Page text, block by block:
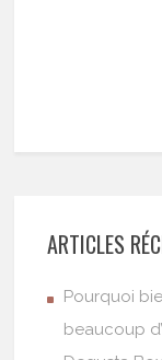
ARTICLES
Pourquoi
beaucoup